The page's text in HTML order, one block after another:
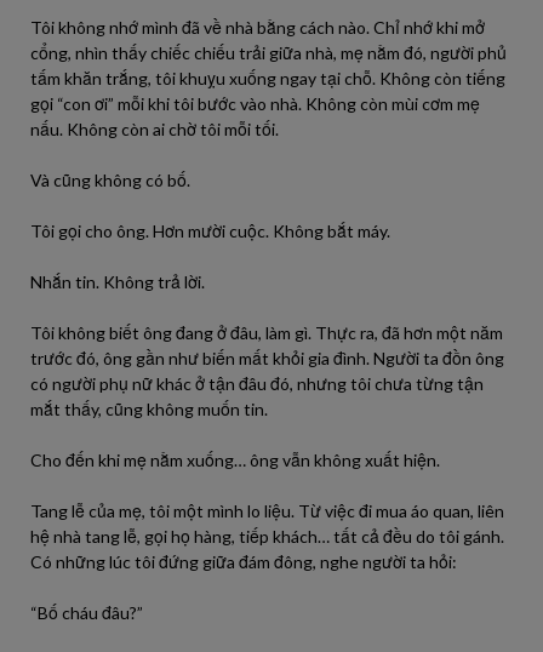
Tôi không nhớ mình đã về nhà bằng cách nào. Chỉ nhớ khi mở
cổng, nhìn thấy chiếc chiếu trải giữa nhà, mẹ nằm đó, người phủ
tấm khăn trắng, tôi khuỵu xuống ngay tại chỗ. Không còn tiếng
gọi “con ơi” mỗi khi tôi bước vào nhà. Không còn mùi cơm mẹ
nấu. Không còn ai chờ tôi mỗi tối.
Và cũng không có bố.
Tôi gọi cho ông. Hơn mười cuộc. Không bắt máy.
Nhắn tin. Không trả lời.
Tôi không biết ông đang ở đâu, làm gì. Thực ra, đã hơn một năm
trước đó, ông gần như biến mất khỏi gia đình. Người ta đồn ông
có người phụ nữ khác ở tận đâu đó, nhưng tôi chưa từng tận
mắt thấy, cũng không muốn tin.
Cho đến khi mẹ nằm xuống… ông vẫn không xuất hiện.
Tang lễ của mẹ, tôi một mình lo liệu. Từ việc đi mua áo quan, liên
hệ nhà tang lễ, gọi họ hàng, tiếp khách… tất cả đều do tôi gánh.
Có những lúc tôi đứng giữa đám đông, nghe người ta hỏi:
“Bố cháu đâu?”